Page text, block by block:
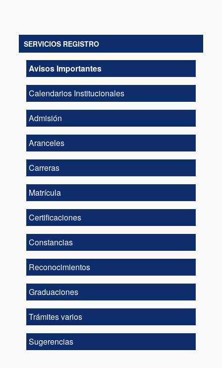
SERVICIOS REGISTRO
Avisos Importantes
Calendarios Institucionales
Admisión
Aranceles
Carreras
Matrícula
Certificaciones
Constancias
Reconocimientos
Graduaciones
Trámites varios
Sugerencias